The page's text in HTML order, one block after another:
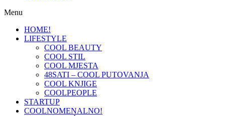
Menu
HOME!
LIFESTYLE
COOL BEAUTY
COOL STIL
COOL MJESTA
48SATI – COOL PUTOVANJA
COOL KNJIGE
COOLPEOPLE
STARTUP
COOLNOMENALNO!